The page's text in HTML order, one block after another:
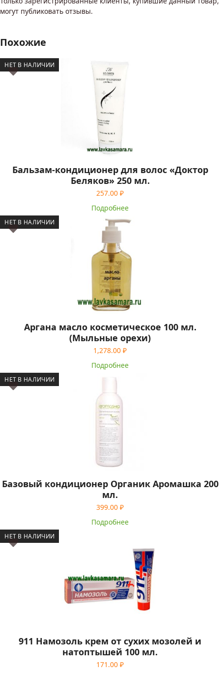
могут публиковать отзывы.
Похожие
НЕТ В НАЛИЧИИ
Бальзам-кондиционер для волос «Доктор
Беляков» 250 мл.
257.00 ₽
Подробнее
НЕТ В НАЛИЧИИ
Аргана масло косметическое 100 мл.
(Мыльные орехи)
1,278.00 ₽
Подробнее
НЕТ В НАЛИЧИИ
Базовый кондиционер Органик Аромашка 200
мл.
399.00 ₽
Подробнее
НЕТ В НАЛИЧИИ
911 Намозоль крем от сухих мозолей и
натоптышей 100 мл.
171.00 ₽